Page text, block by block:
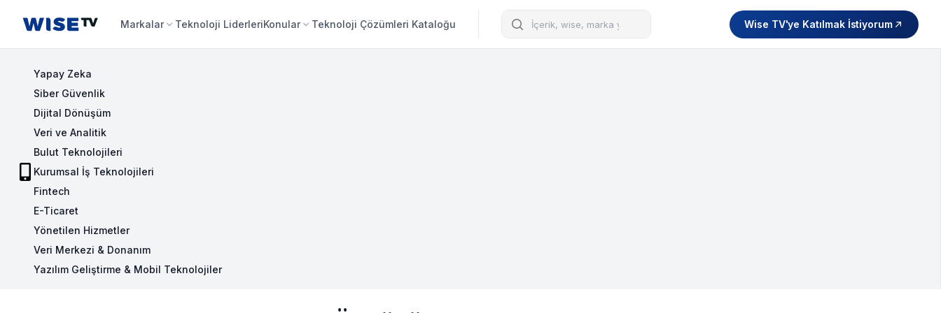
Wise TV Markalar Teknoloji LiderleriKonular Teknoloji Çözümleri Kataloğu Arama Wise TV'ye Katılmak İstiyorum
Yapay Zeka
Siber Güvenlik
Dijital Dönüşüm
Veri ve Analitik
Bulut Teknolojileri
Kurumsal İş Teknolojileri
Fintech
E-Ticaret
Yönetilen Hizmetler
Veri Merkezi & Donanım
Yazılım Geliştirme & Mobil Teknolojiler